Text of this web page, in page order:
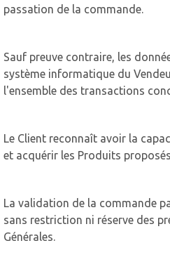
passation de la commande.
Sauf preuve contraire, les
système informatique du
l'ensemble des transactions
Le Client reconnaît avoir la
et acquérir les Produits
La validation de la commande
sans restriction ni réserve des
Générales.